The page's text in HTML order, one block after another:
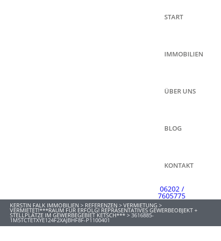
START
IMMOBILIEN
ÜBER UNS
BLOG
KONTAKT
06202 /
7605775
KERSTIN FALK IMMOBILIEN > REFERENZEN > VERMIETUNG >
VERMIETET!***RAUM FÜR ERFOLG! REPRÄSENTATIVES GEWERBEOBJEKT +
STELLPLÄTZE IM GEWERBEGEBIET KETSCH*** > 3616885-
1M5TCTETXYE124F2XAJBHF8F-P1100401